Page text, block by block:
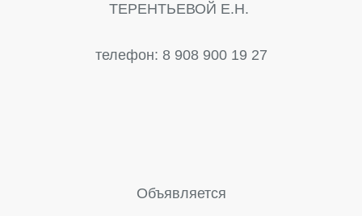
ТЕРЕНТЬЕВОЙ Е.Н.
телефон: 8 908 900 19 27
Объявляется